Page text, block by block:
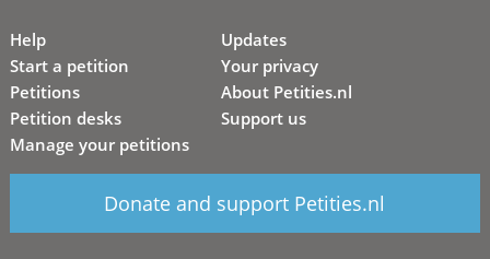
Help
Start a petition
Petitions
Petition desks
Manage your petitions
Updates
Your privacy
About Petities.nl
Support us
Donate and support Petities.nl